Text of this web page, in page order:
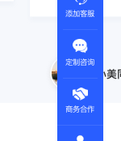
小
添加客服
定制咨询
商务合作